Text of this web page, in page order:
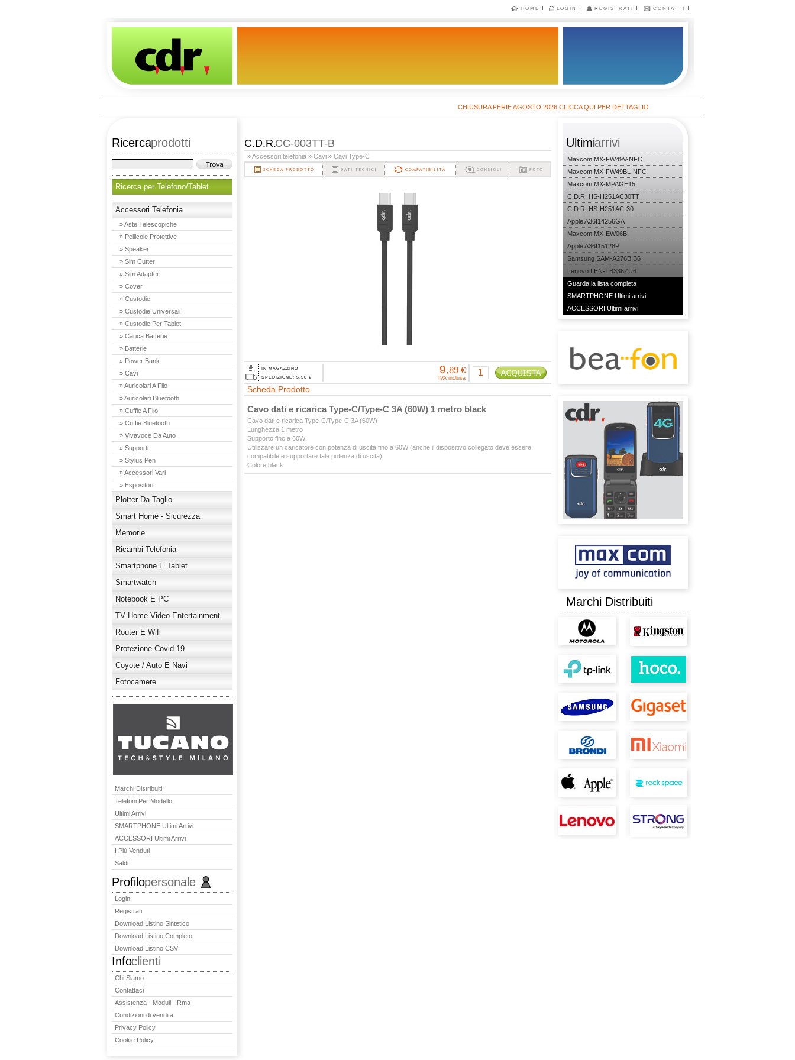
HOME LOGIN REGISTRATI CONTATTI
CHIUSURA FERIE AGOSTO 2026 CLICCA QUI PER DETTAGLIO
Ricercaprodotti
Ricerca per Telefono/Tablet
Accessori Telefonia
» Aste Telescopiche
» Pellicole Protettive
» Speaker
» Sim Cutter
» Sim Adapter
» Cover
» Custodie
» Custodie Universali
» Custodie Per Tablet
» Carica Batterie
» Batterie
» Power Bank
» Cavi
» Auricolari A Filo
» Auricolari Bluetooth
» Cuffie A Filo
» Cuffie Bluetooth
» Vivavoce Da Auto
» Supporti
» Stylus Pen
» Accessori Vari
» Espositori
Plotter Da Taglio
Smart Home - Sicurezza
Memorie
Ricambi Telefonia
Smartphone E Tablet
Smartwatch
Notebook E PC
TV Home Video Entertainment
Router E Wifi
Protezione Covid 19
Coyote / Auto E Navi
Fotocamere
Marchi Distribuiti
Telefoni Per Modello
Ultimi Arrivi
SMARTPHONE Ultimi Arrivi
ACCESSORI Ultimi Arrivi
I Più Venduti
Saldi
Profilopersonale
Login
Registrati
Download Listino Sintetico
Download Listino Completo
Download Listino CSV
Infoclienti
Chi Siamo
Contattaci
Assistenza - Moduli - Rma
Condizioni di vendita
Privacy Policy
Cookie Policy
C.D.R.CC-003TT-B
» Accessori telefonia » Cavi » Cavi Type-C
IN MAGAZZINO
SPEDIZIONE: 5,50 €
9,89 €
IVA inclusa
Scheda Prodotto
Cavo dati e ricarica Type-C/Type-C 3A (60W) 1 metro black
Cavo dati e ricarica Type-C/Type-C 3A (60W)
Lunghezza 1 metro
Supporto fino a 60W
Utilizzare un caricatore con potenza di uscita fino a 60W (anche il dispositivo collegato deve essere
compatibile e supportare tale potenza di uscita).
Colore black
Ultimiarrivi
Maxcom MX-FW49V-NFC
Maxcom MX-FW49BL-NFC
Maxcom MX-MPAGE15
C.D.R. HS-H251AC30TT
C.D.R. HS-H251AC-30
Apple A36I14256GA
Maxcom MX-EW06B
Apple A36I15128P
Samsung SAM-A276BIB6
Lenovo LEN-TB336ZU6
Guarda la lista completa
SMARTPHONE Ultimi arrivi
ACCESSORI Ultimi arrivi
Marchi Distribuiti